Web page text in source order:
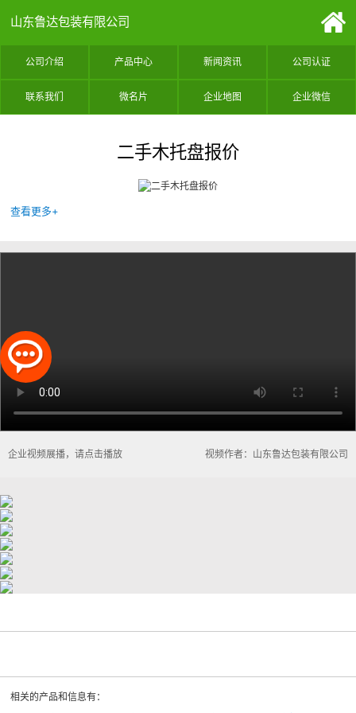
山东鲁达包装有限公司
公司介绍 产品中心 新闻资讯 公司认证
联系我们 微名片 企业地图 企业微信
二手木托盘报价
查看更多+
企业视频展播，请点击播放 视频作者：山东鲁达包装有限公司
相关的产品和信息有：